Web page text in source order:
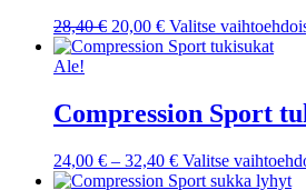
28,40€ Alkuperäinen
hinta
20,00 €Nykyinen
hinta
Valitse
Ale!
Compression Sport
24,00 € – 32,40 €Hintaluokka:
24,00 €
Valitse